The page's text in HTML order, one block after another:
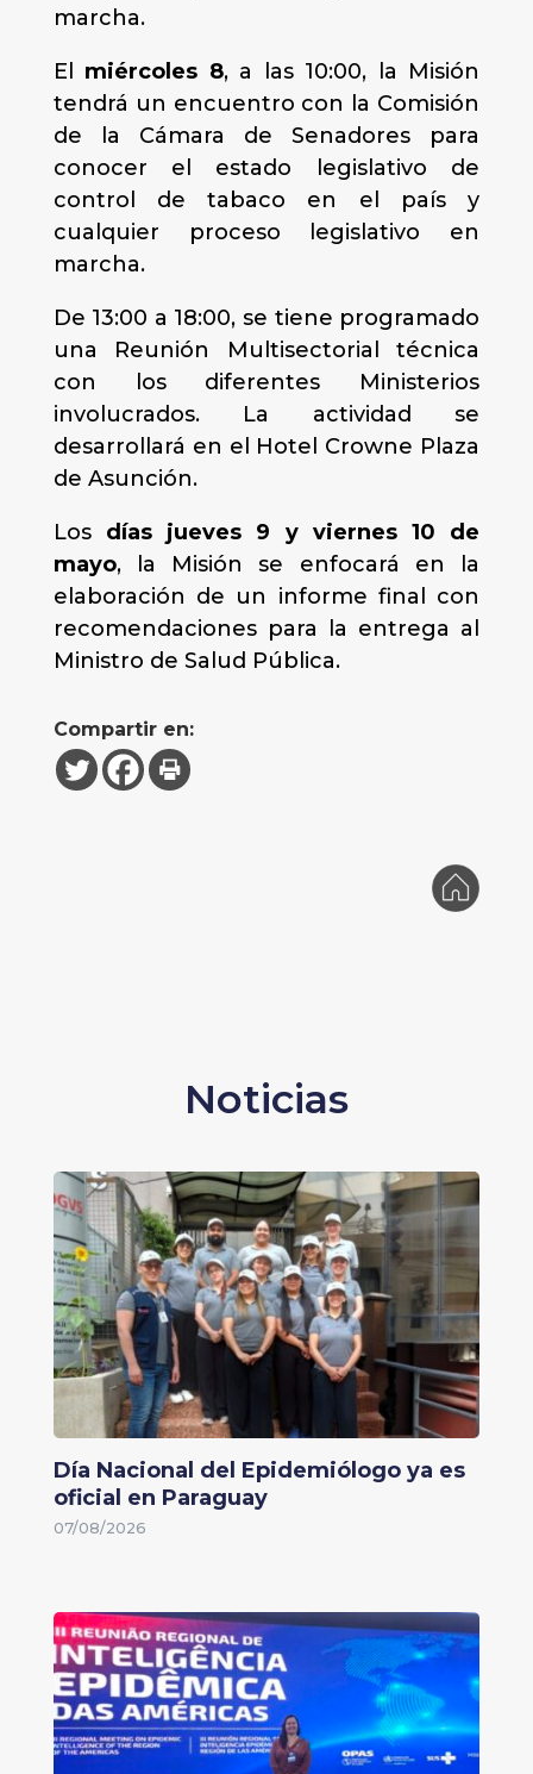
marcha.
El miércoles 8, a las 10:00, la Misión
tendrá un encuentro con la Comisión
de la Cámara de Senadores para
conocer el estado legislativo de
control de tabaco en el país y
cualquier proceso legislativo en
marcha.
De 13:00 a 18:00, se tiene programado
una Reunión Multisectorial técnica
con los diferentes Ministerios
involucrados. La actividad se
desarrollará en el Hotel Crowne Plaza
de Asunción.
Los días jueves 9 y viernes 10 de
mayo, la Misión se enfocará en la
elaboración de un informe final con
recomendaciones para la entrega al
Ministro de Salud Pública.
Compartir en:
Noticias
Día Nacional del Epidemiólogo ya es
oficial en Paraguay
07/08/2026